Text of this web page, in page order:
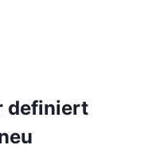
definiert